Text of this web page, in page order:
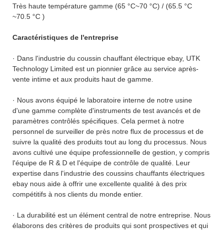
Très haute température gamme (65 °C~70 °C) / (65.5 °C
~70.5 °C )
Caractéristiques de l'entreprise
· Dans l'industrie du coussin chauffant électrique ebay, UTK
Technology Limited est un pionnier grâce au service après-
vente intime et aux produits haut de gamme.
· Nous avons équipé le laboratoire interne de notre usine
d'une gamme complète d'instruments de test avancés et de
paramètres contrôlés spécifiques. Cela permet à notre
personnel de surveiller de près notre flux de processus et de
suivre la qualité des produits tout au long du processus. Nous
avons cultivé une équipe professionnelle de gestion, y compris
l'équipe de R & D et l'équipe de contrôle de qualité. Leur
expertise dans l'industrie des coussins chauffants électriques
ebay nous aide à offrir une excellente qualité à des prix
compétitifs à nos clients du monde entier.
· La durabilité est un élément central de notre entreprise. Nous
élaborons des critères de produits qui sont prospectives et qui